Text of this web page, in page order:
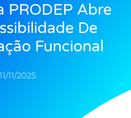
PRODEP Abre
De
Funcional
11/11/2025